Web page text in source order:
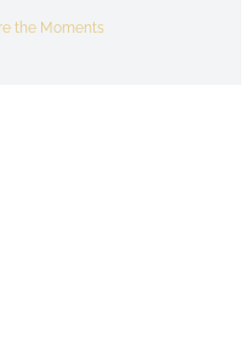
the Moments